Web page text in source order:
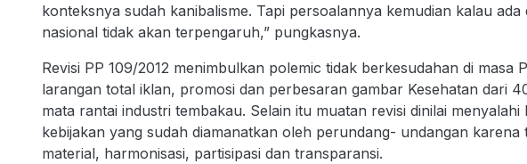
konteksnya sudah kanibalisme. Tapi persoalannya kemudian kalau
nasional tidak akan terpengaruh,” pungkasnya.
Revisi PP 109/2012 menimbulkan polemic tidak berkesudahan di masa
larangan total iklan, promosi dan perbesaran gambar Kesehatan dari
mata rantai industri tembakau. Selain itu muatan revisi dinilai
kebijakan yang sudah diamanatkan oleh perundang- undangan
material, harmonisasi, partisipasi dan transparansi.